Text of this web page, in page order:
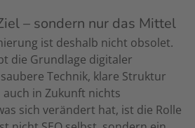
– sondern nur das Mittel
ist deshalb nicht obsolet.
die Grundlage digitaler
Technik, klare Struktur
in Zukunft nichts
sich verändert hat, ist die Rolle